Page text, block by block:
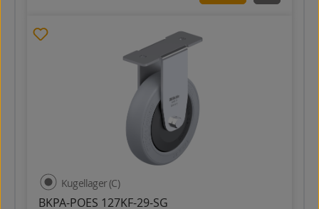
BKPA-POES 127KF-29-SG
Kugellager (C)